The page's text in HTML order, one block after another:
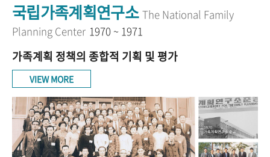
국립가족계획연구소 The National Family
Planning Center 1970 ~ 1971
가족계획 정책의 종합적 기획 및 평가
VIEW MORE